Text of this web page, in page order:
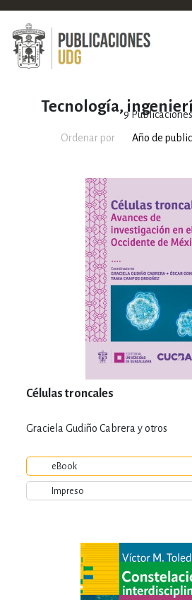
Tecnología,9Publicaciones
Ordenar por
Células troncales
Graciela Gudiño Cabrera y otros
eBook
Impreso